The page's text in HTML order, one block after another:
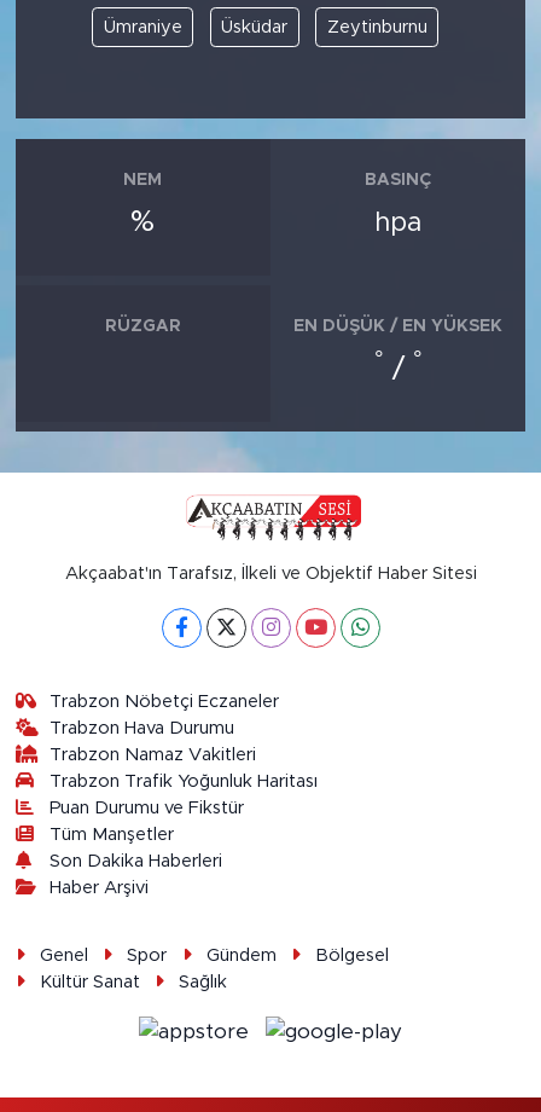
Ümraniye Üsküdar Zeytinburnu
NEM
%
BASINÇ
hpa
RÜZGAR EN DÜŞÜK / EN YÜKSEK
° / °
Akçaabat'ın Tarafsız, İlkeli ve Objektif Haber Sitesi
Trabzon Nöbetçi Eczaneler
Trabzon Hava Durumu
Trabzon Namaz Vakitleri
Trabzon Trafik Yoğunluk Haritası
Puan Durumu ve Fikstür
Tüm Manşetler
Son Dakika Haberleri
Haber Arşivi
Genel Spor Gündem
Bölgesel
Kültür Sanat
Sağlık